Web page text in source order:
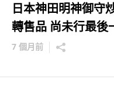
日本神田明神御
轉售品 尚未行最
7 個月前